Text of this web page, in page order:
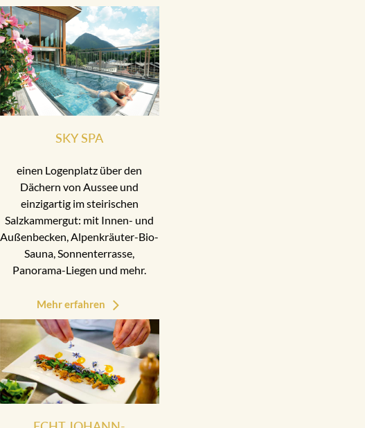
SKY SPA
einen Logenplatz über den
Dächern von Aussee und
einzigartig im steirischen
Salzkammergut: mit Innen- und
Außenbecken, Alpenkräuter-Bio-
Sauna, Sonnenterrasse,
Panorama-Liegen und mehr.
Mehr erfahren